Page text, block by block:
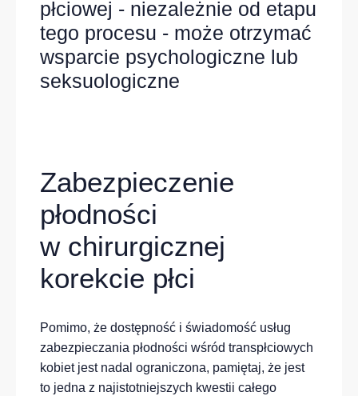
płciowej - niezależnie od etapu
tego procesu - może otrzymać
wsparcie psychologiczne lub
seksuologiczne
Zabezpieczenie
płodności
w chirurgicznej
korekcie płci
Pomimo, że dostępność i świadomość usług
zabezpieczania płodności wśród transpłciowych
kobiet jest nadal ograniczona, pamiętaj, że jest
to jedna z najistotniejszych kwestii całego